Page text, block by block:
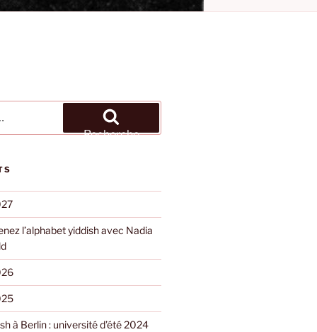
Recherche
l’alphabet yiddish avec Nadia
à Berlin : université d’été 2024